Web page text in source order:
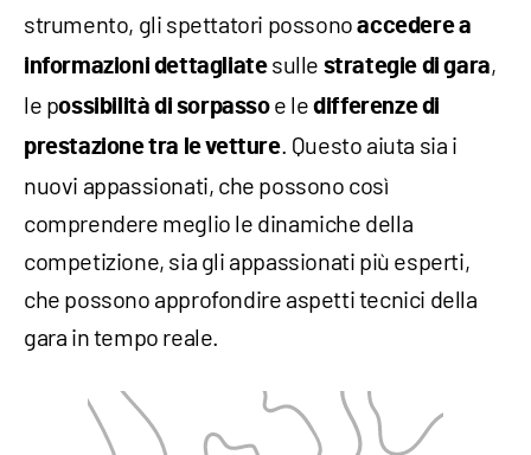
strumento, gli spettatori possono accedere a
informazioni dettagliate sulle strategie di gara,
le possibilità di sorpassoe ledifferenze di
prestazione tra le vetture. Questo aiuta sia i
nuovi appassionati, che possono così
comprendere meglio le dinamiche della
competizione, sia gli appassionati più esperti,
che possono approfondire aspetti tecnici della
gara in tempo reale.